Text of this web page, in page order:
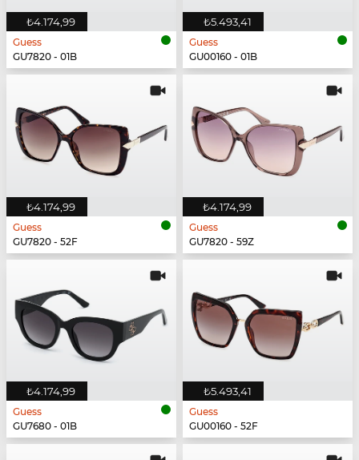
₺4.174,99
Guess
GU7820 - 01B
₺5.493,41
Guess
GU00160 - 01B
₺4.174,99
Guess
GU7820 - 52F
₺4.174,99
Guess
GU7820 - 59Z
₺4.174,99
Guess
GU7680 - 01B
₺5.493,41
Guess
GU00160 - 52F